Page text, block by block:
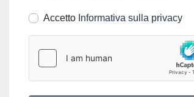
Accetto Informativa sulla privacy